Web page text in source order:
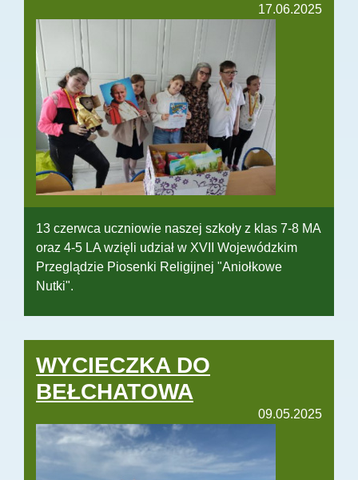
17.06.2025
13 czerwca uczniowie naszej szkoły z klas 7-8 MA
oraz 4-5 LA wzięli udział w XVII Wojewódzkim
Przeglądzie Piosenki Religijnej "Aniołkowe
Nutki".
WYCIECZKA DO
BEŁCHATOWA
09.05.2025